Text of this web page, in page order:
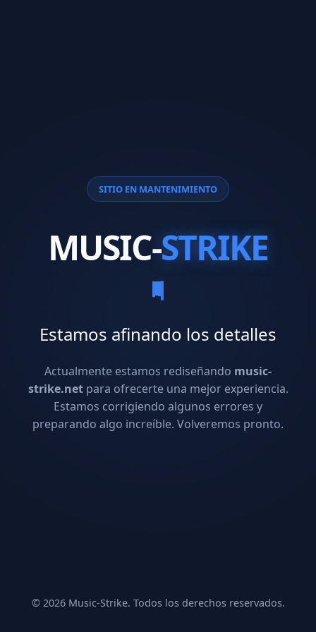
SITIO EN MANTENIMIENTO
MUSIC-STRIKE
Estamos afinando los detalles
Actualmente estamos rediseñando music-
strike.netpara ofrecerte una mejor experiencia.
Estamos corrigiendo algunos errores y
preparando algo increíble. Volveremos pronto.
© 2026 Music-Strike. Todos los derechos reservados.